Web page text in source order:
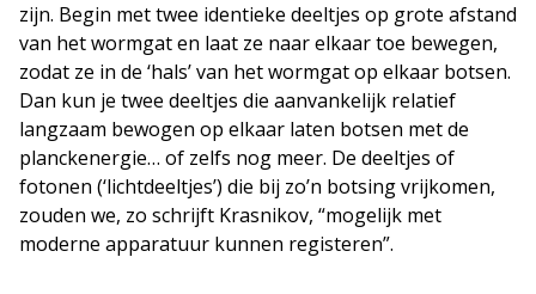
zijn. Begin met twee identieke deeltjes op grote afstand
van het wormgat en laat ze naar elkaar toe bewegen,
zodat ze in de ‘hals’ van het wormgat op elkaar botsen.
Dan kun je twee deeltjes die aanvankelijk relatief
langzaam bewogen op elkaar laten botsen met de
planckenergie… of zelfs nog meer. De deeltjes of
fotonen (‘lichtdeeltjes’) die bij zo’n botsing vrijkomen,
zouden we, zo schrijft Krasnikov, “mogelijk met
moderne apparatuur kunnen registeren”.